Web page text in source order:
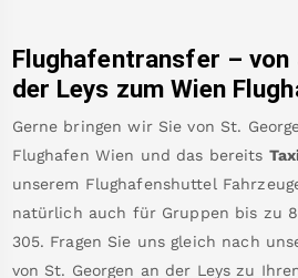
Flughafentransfer – von
der Leys zum Wien
Gerne bringen wir Sie von St.
Flughafen Wien und das bereits
unserem Flughafenshuttel
natürlich auch für Gruppen bis zu
305. Fragen Sie uns gleich nach
von St. Georgen an der Leys zu